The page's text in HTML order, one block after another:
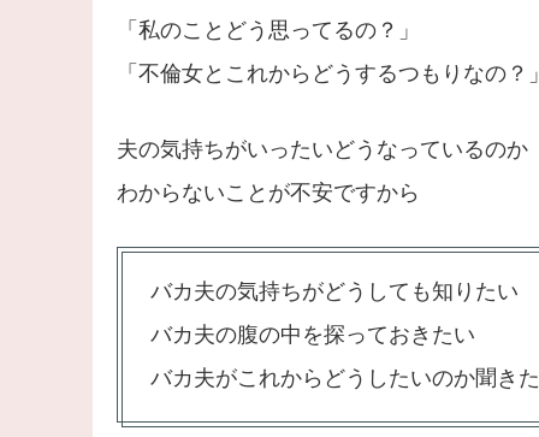
「私のことどう思ってるの？」
「不倫女とこれからどうするつもりなの？
夫の気持ちがいったいどうなっているのか
わからないことが不安ですから
バカ夫の気持ちがどうしても知りたい
バカ夫の腹の中を探っておきたい
バカ夫がこれからどうしたいのか聞き